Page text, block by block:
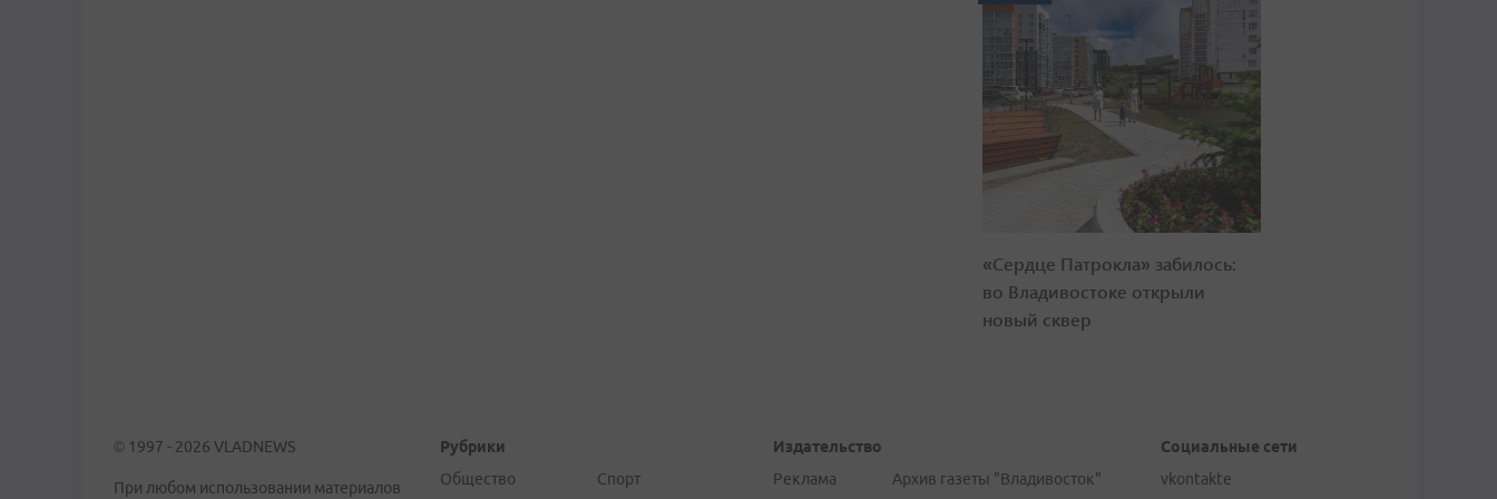
«Сердце Патрокла» забилось:
во Владивостоке открыли
новый сквер
© 1997 - 2026 VLADNEWS
При любом использовании материалов
Рубрики
Общество
Спорт
Издательство
Реклама
Архив газеты "Владивосток"
Социальные сети
vkontakte